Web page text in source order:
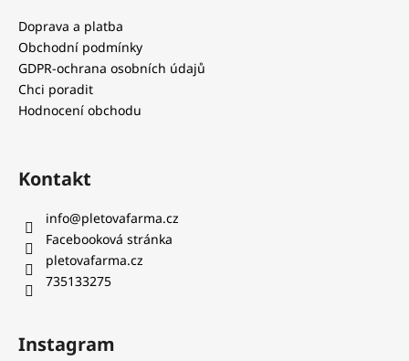
Doprava a platba
Obchodní podmínky
GDPR-ochrana osobních údajů
Chci poradit
Hodnocení obchodu
Kontakt
info@pletovafarma.cz
Facebooková stránka
pletovafarma.cz
735133275
Instagram